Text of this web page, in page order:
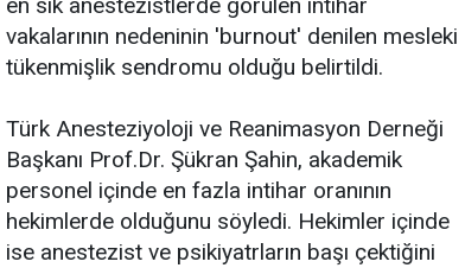
vakalarının nedeninin 'burnout' denilen mesleki
tükenmişlik sendromu olduğu belirtildi.
Türk Anesteziyoloji ve Reanimasyon Derneği
Başkanı Prof.Dr. Şükran Şahin, akademik
personel içinde en fazla intihar oranının
hekimlerde olduğunu söyledi. Hekimler içinde
ise anestezist ve psikiyatrların başı çektiğini